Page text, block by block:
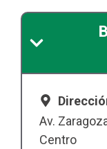
Av.
Centro